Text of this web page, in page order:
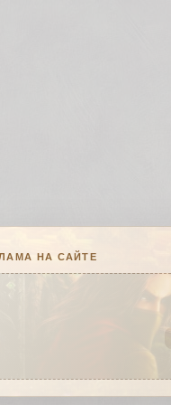
НА САЙТЕ